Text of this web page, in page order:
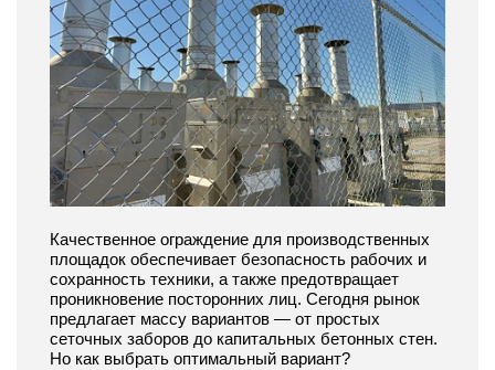
Качественное ограждение для производственных
площадок обеспечивает безопасность рабочих и
сохранность техники, а также предотвращает
проникновение посторонних лиц. Сегодня рынок
предлагает массу вариантов — от простых
сеточных заборов до капитальных бетонных стен.
Но как выбрать оптимальный вариант?